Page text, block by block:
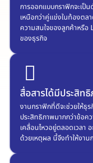
การออกแบบกราฟิกจะเป็
เหนือกว่าคู่แข่งในท้องตล
ความสนใจของลูกค้าหรื
ของธุรกิจ
สื่อสารได้มีประสิท
งานกราฟิกที่ดีจะช่วยให้ธุ
ประสิทธิภาพมากกว่าข้อค
เคลื่อนไหวอยู่ตลอดเวลา
ด้วยเหตุผล นี้จึงทำให้งาน